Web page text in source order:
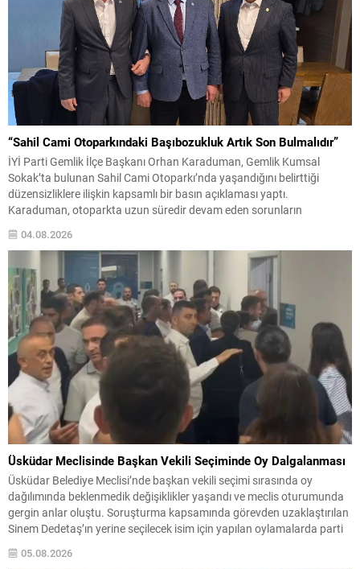
“Sahil Cami Otoparkındaki Başıbozukluk Artık Son Bulmalıdır”
İYİ Parti Gemlik İlçe Başkanı Orhan Karaduman, Gemlik Kumsal
Sokak’ta bulunan Sahil Cami Otoparkı’nda yaşandığını belirttiği
düzensizliklere ilişkin kapsamlı bir basın açıklaması yaptı.
Karaduman, otoparkta uzun süredir devam eden sorunların
vatandaşların günlük yaşamını olumsuz etkilediğini savunarak,
Gemlik Belediyesi’ni kalıcı çözümler üretmeye davet etti. Gemlik’in en
yoğun bölgelerinden biri olan Kumsal...
04.08.2026
Üsküdar Meclisinde Başkan Vekili Seçiminde Oy Dalgalanması
Üsküdar Belediye Meclisi’nde başkan vekili seçimi sırasında oy
dağılımında beklenmedik değişiklikler yaşandı ve meclis oturumunda
gergin anlar oluştu. Soruşturma kapsamında görevden uzaklaştırılan
Sinem Dedetaş’ın yerine seçilecek isim için yapılan oylamalarda parti
Çetinkaya ile AK Parti’nin adayı Dündar Ziya Gültekin arasında
05.08.2026